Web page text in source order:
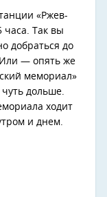
«Ржев-
часа. Так вы
добраться до
Или — опять же
мемориал»
чуть дольше.
ходит
и днем.